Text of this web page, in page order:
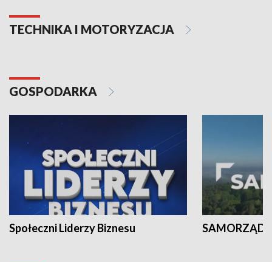
TECHNIKA I MOTORYZACJA
GOSPODARKA
Społeczni Liderzy Biznesu SAMORZĄD